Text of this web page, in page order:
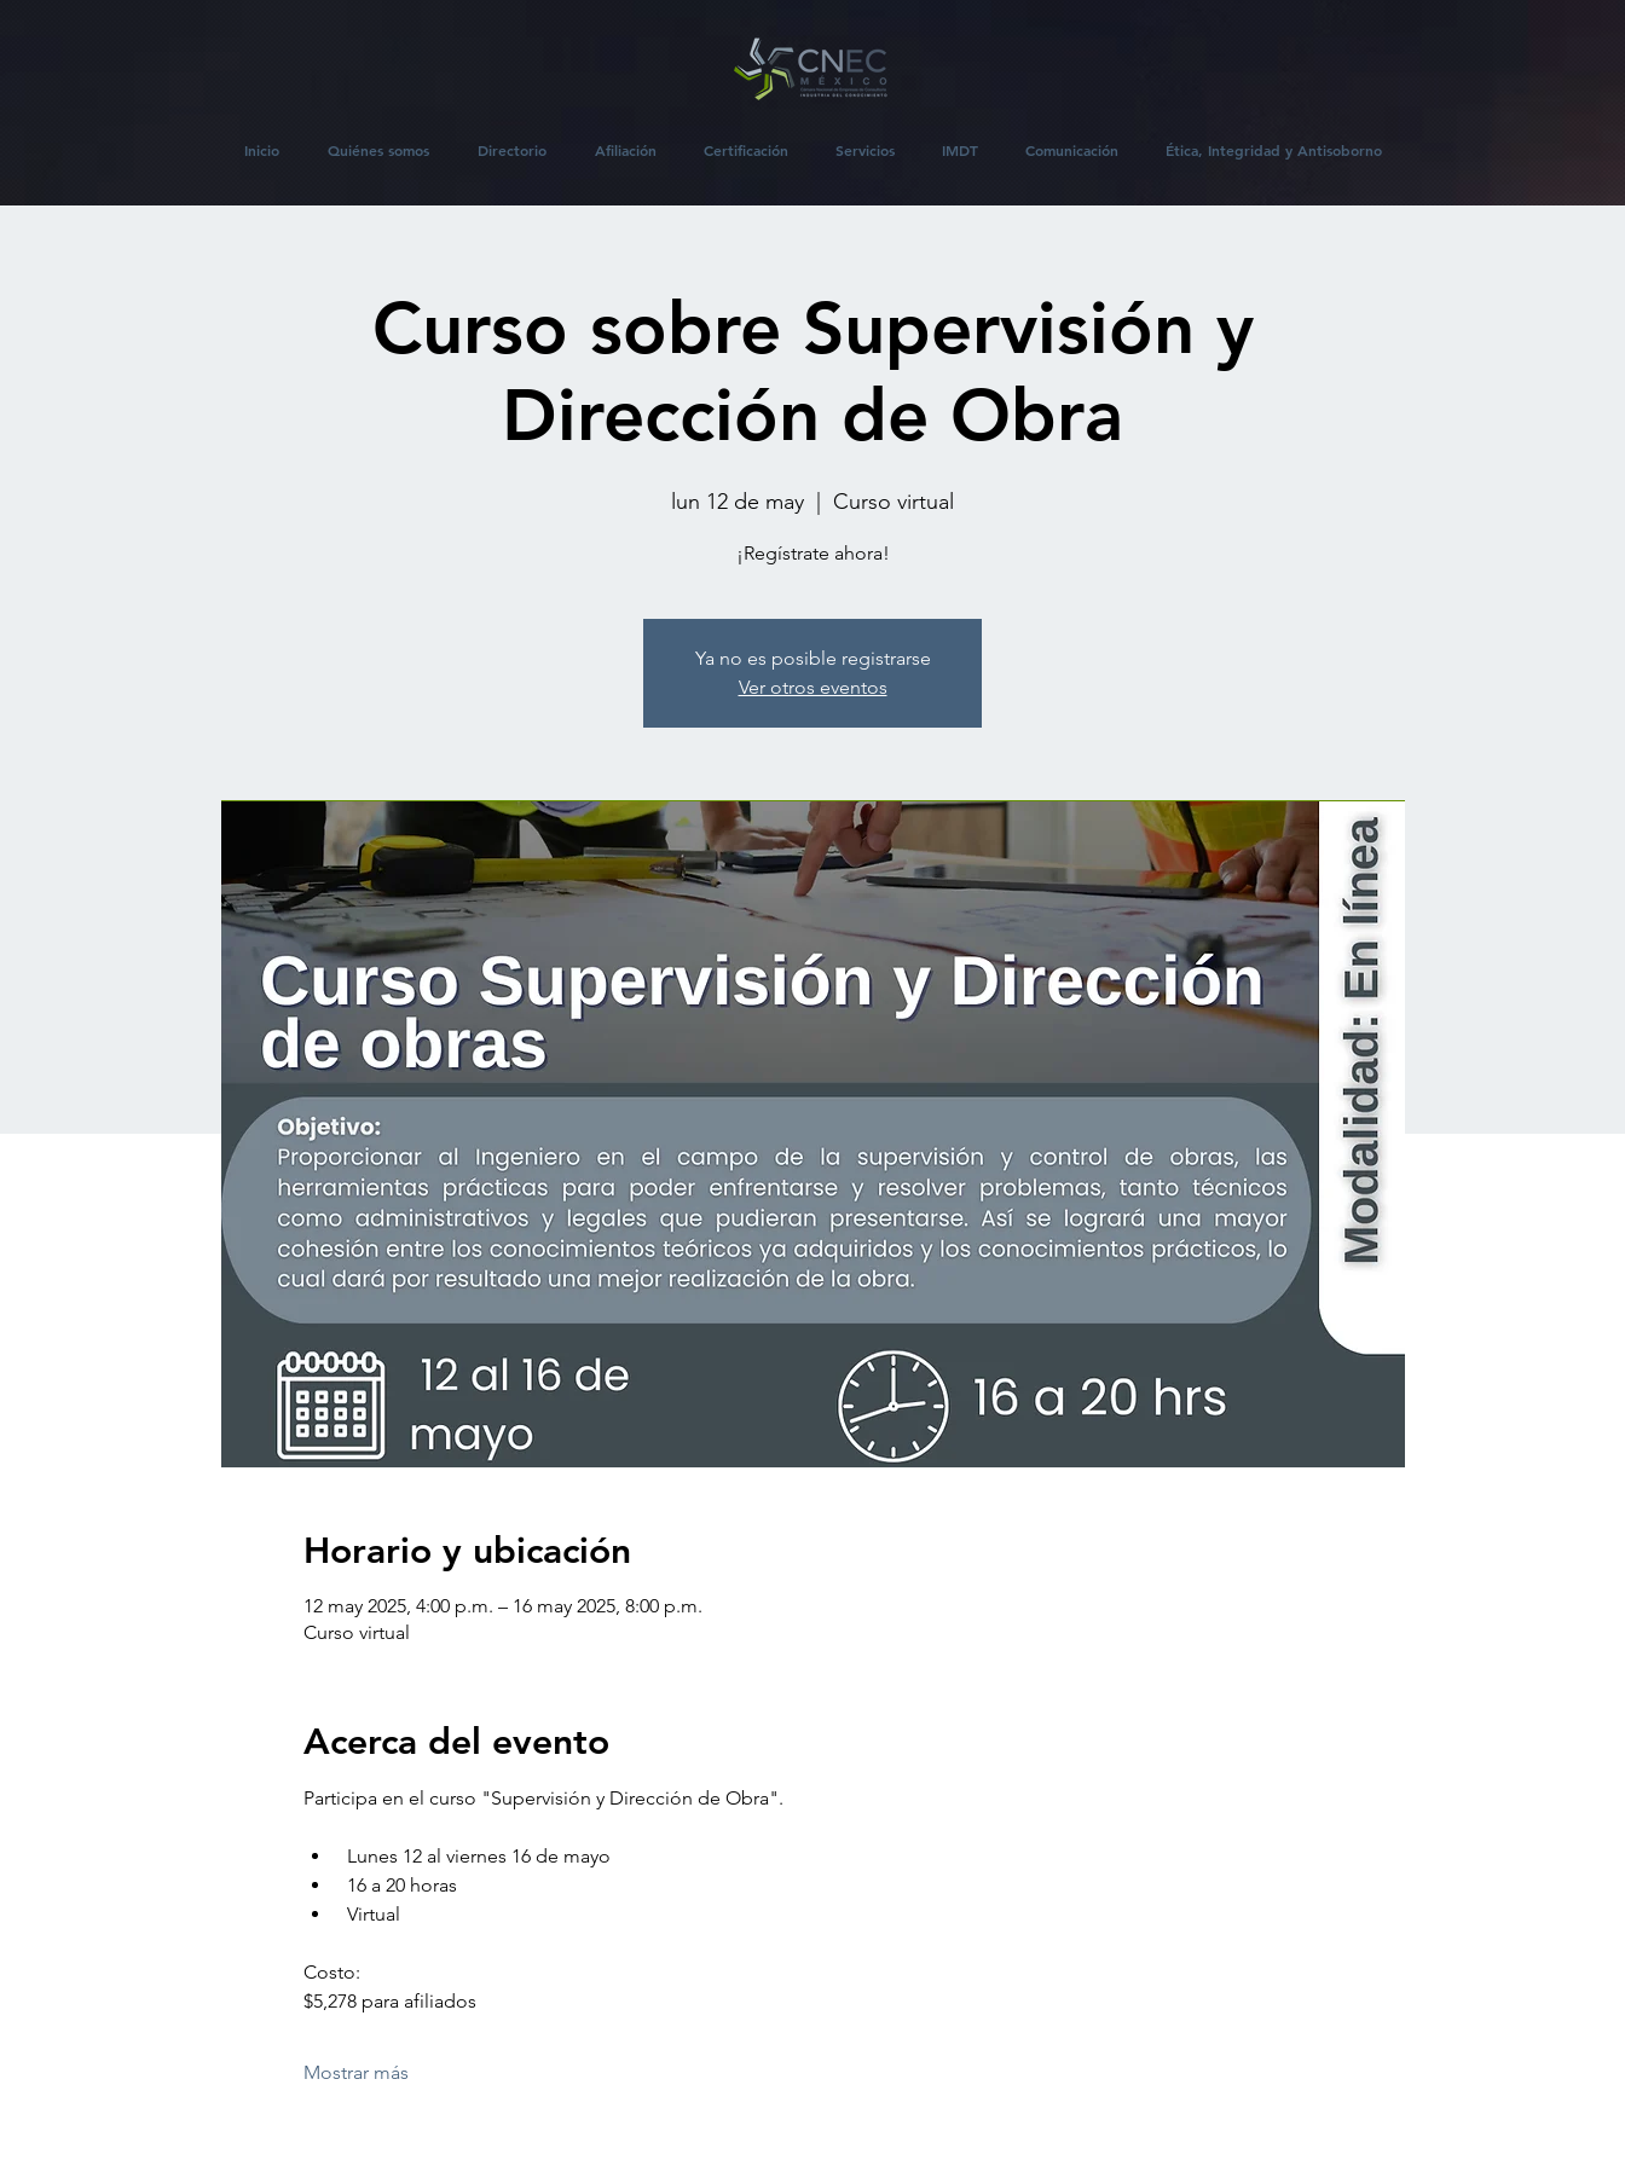
Inicio Quiénes somos Directorio Afiliación Certificación Servicios IMDT Comunicación Ética, Integridad y Antisoborno
Curso sobre Supervisión y
Dirección de Obra
lun 12 de may Curso virtual
¡Regístrate ahora!
Ya no es posible registrarse
Ver otros eventos
Horario y ubicación
12 may 2025, 4:00 p.m. – 16 may 2025, 8:00 p.m.
Curso virtual
Acerca del evento
Participa en el curso "Supervisión y Dirección de Obra".
Lunes 12 al viernes 16 de mayo
16 a 20 horas
Virtual
Costo:
$5,278 para afiliados
Mostrar más